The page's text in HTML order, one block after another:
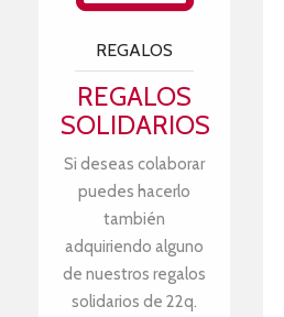
REGALOS
REGALOS
SOLIDARIOS
Si deseas colaborar
puedes hacerlo
también
adquiriendo alguno
de nuestros regalos
solidarios de 22q.